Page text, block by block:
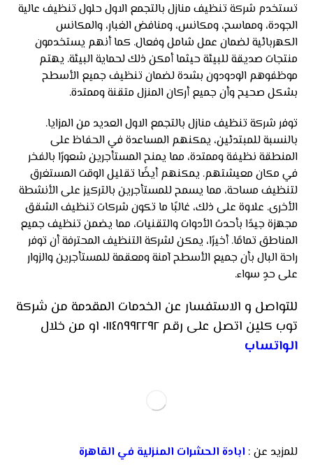
تستخدم شركة تنظيف منازل بالتجمع الاول حلول تنظيف عالية
الجودة، ومماسح، ومكانس، ومنافض الغبار، والمكانس
الكهربائية لضمان عمل شامل وفعال. كما أنهم يستخدمون
منتجات صديقة للبيئة حيثما أمكن ذلك لحماية البيئة. يهتم
موظفوهم الودودون بشدة لضمان تنظيف جميع الأسطح
بشكل صحيح وأن جميع أركان المنزل متقنة وممتدة.
توفر شركة تنظيف منازل بالتجمع الاول العديد من المزايا.
بالنسبة للمبتدئين، يمكنهم المساعدة في الحفاظ على
المنطقة نظيفة وممتدة، مما يمنح المستأجرين شعورًا بالفخر
في مكان معيشتهم. يمكنهم أيضًا تقليل الوقت المستغرق
لتنظيف مساحة، مما يسمح للمستأجرين بالتركيز على الأنشطة
الأخرى. علاوة على ذلك، غالبًا ما تكون شركات تنظيف الشقق
مجهزة جيدًا بأحدث الأدوات والتقنيات، مما يضمن تنظيف جميع
المناطق تمامًا. أخيرًا، يمكن لشركة التنظيف المحترفة أن توفر
راحة البال بأن جميع الأسطح آمنة ومعقمة للمستأجرين والزوار
على حدٍ سواء.
للتواصل و الاستفسار عن الخدمات المقدمة من شركة
توب كلين اتصل على رقم ٠١١٤٨٩٩٢٢٩٢ او من خلال
الواتساب
للمزيد عن : ابادة الحشرات المنزلية في القاهرة